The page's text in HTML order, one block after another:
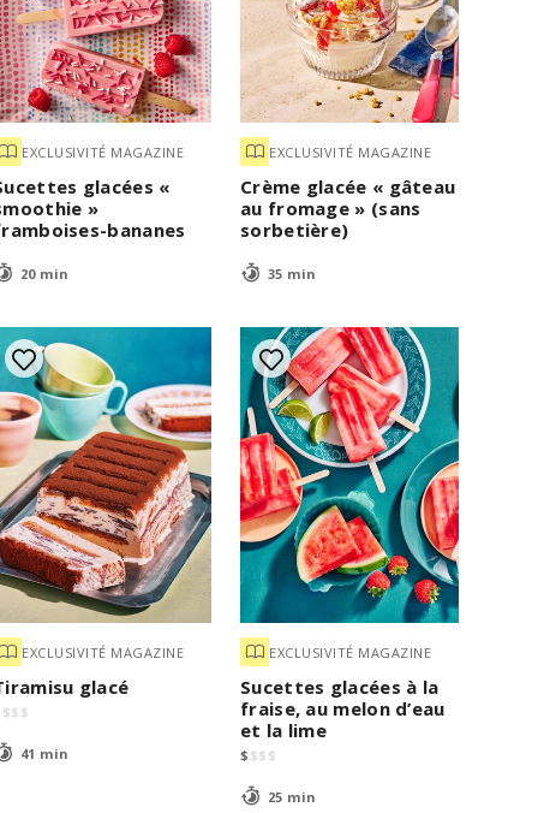
EXCLUSIVITÉ MAGAZINE
glacées «
»
bananes
20 min
EXCLUSIVITÉ MAGAZINE
Crème glacée « gâteau
au fromage » (sans
sorbetière)
35 min
EXCLUSIVITÉ MAGAZINE
glacé
$$ $
41 min
EXCLUSIVITÉ MAGAZINE
Sucettes glacées à la
fraise, au melon d’eau
et la lime
$ $$ $
25 min